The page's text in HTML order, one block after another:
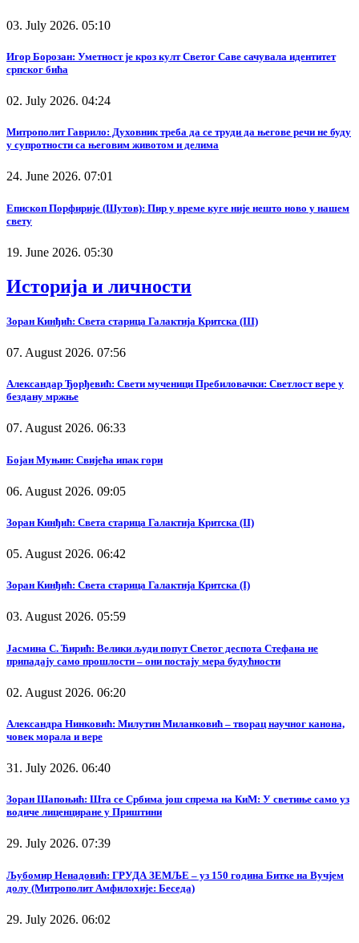
03. July 2026. 05:10
Игор Борозан: Уметност је кроз култ Светог Саве сачувала идентитет
српског бића
02. July 2026. 04:24
Митрополит Гаврило: Духовник треба да се труди да његове речи не буду
у супротности са његовим животом и делима
24. June 2026. 07:01
Епископ Порфирије (Шутов): Пир у време куге није нешто ново у нашем
свету
19. June 2026. 05:30
Историја и личности
Зоран Кинђић: Света старица Галактија Критска (III)
07. August 2026. 07:56
Александар Ђорђевић: Свети мученици Пребиловачки: Светлост вере у
бездану мржње
07. August 2026. 06:33
Бојан Муњин: Свијећа ипак гори
06. August 2026. 09:05
Зоран Кинђић: Света старица Галактија Критска (II)
05. August 2026. 06:42
Зоран Кинђић: Света старица Галактија Критска (I)
03. August 2026. 05:59
Јасмина С. Ћирић: Велики људи попут Светог деспота Стефана не
припадају само прошлости – они постају мера будућности
02. August 2026. 06:20
Александра Нинковић: Милутин Миланковић – творац научног канона,
човек морала и вере
31. July 2026. 06:40
Зоран Шапоњић: Шта се Србима још спрема на КиМ: У светиње само уз
водиче лиценциране у Приштини
29. July 2026. 07:39
Љубомир Ненадовић: ГРУДА ЗЕМЉЕ – уз 150 година Битке на Вучјем
долу (Митрополит Амфилохије: Беседа)
29. July 2026. 06:02